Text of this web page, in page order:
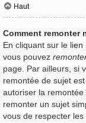
Haut
Comment remonter
En cliquant sur le
vous pouvez
page. Par ailleurs, si
remontée de sujet
autoriser la remontée
remonter un sujet
vous de respecter